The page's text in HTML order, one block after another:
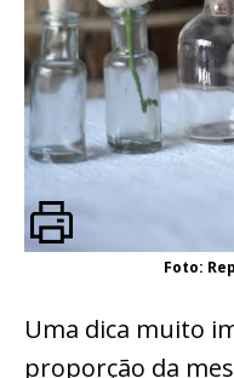
Foto:
Uma dica muito
proporção da